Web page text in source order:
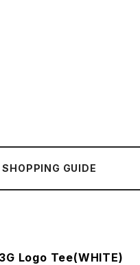
SHOPPING GUIDE
Logo Tee(WHITE)